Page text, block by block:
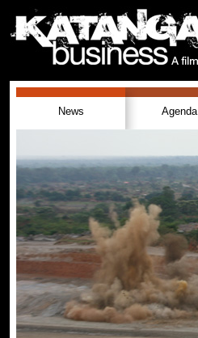
News Agenda